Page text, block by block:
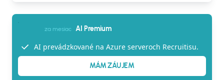
za mesiac AI Premium
AI prevádzkované na Azure serveroch Recruitisu.
MÁM ZÁUJEM